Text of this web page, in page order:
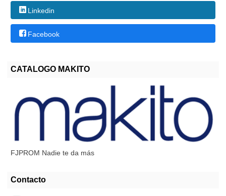
Linkedin
Facebook
CATALOGO MAKITO
FJPROM Nadie te da más
Contacto